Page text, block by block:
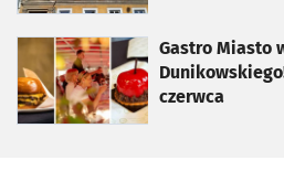
Gastro Miasto
czerwca
otworzy się w nowej karcie